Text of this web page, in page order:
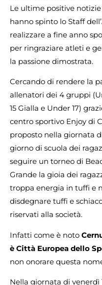
Le ultime positive
hanno spinto lo Staff
realizzare a fine anno
per ringraziare atleti e
la passione dimostrata.
Cercando di rendere la
allenatori dei 4 gruppi
15 Gialla e Under 17)
centro sportivo Enjoy di
proposto nella giornata
giorno di scuola dei
seguire un torneo di
Grande la gioia dei
troppa energia in tuffi e
disdegnare tuffi e
riservati alla società.
Infatti come è noto
è Città Europea dello
non onorare questa
Nella giornata di venerdì